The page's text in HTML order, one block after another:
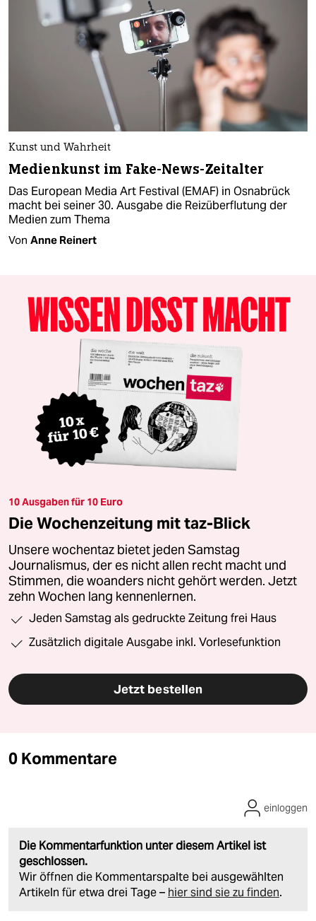
Kunst und Wahrheit
Medienkunst im Fake-News-Zeitalter
Das European Media Art Festival (EMAF) in Osnabrück
macht bei seiner 30. Ausgabe die Reizüberflutung der
Medien zum Thema
Von Anne Reinert
10 Ausgaben für 10 Euro
Die Wochenzeitung mit taz-Blick
Unsere wochentaz bietet jeden Samstag
Journalismus, der es nicht allen recht macht und
Stimmen, die woanders nicht gehört werden. Jetzt
zehn Wochen lang kennenlernen.
Jeden Samstag als gedruckte Zeitung frei Haus
Zusätzlich digitale Ausgabe inkl. Vorlesefunktion
Jetzt bestellen
0 Kommentare
Die Kommentarfunktion unter diesem Artikel ist
geschlossen.
Wir öffnen die Kommentarspalte bei ausgewählten
Artikeln für etwa drei Tage – hier sind sie zu finden.
einloggen